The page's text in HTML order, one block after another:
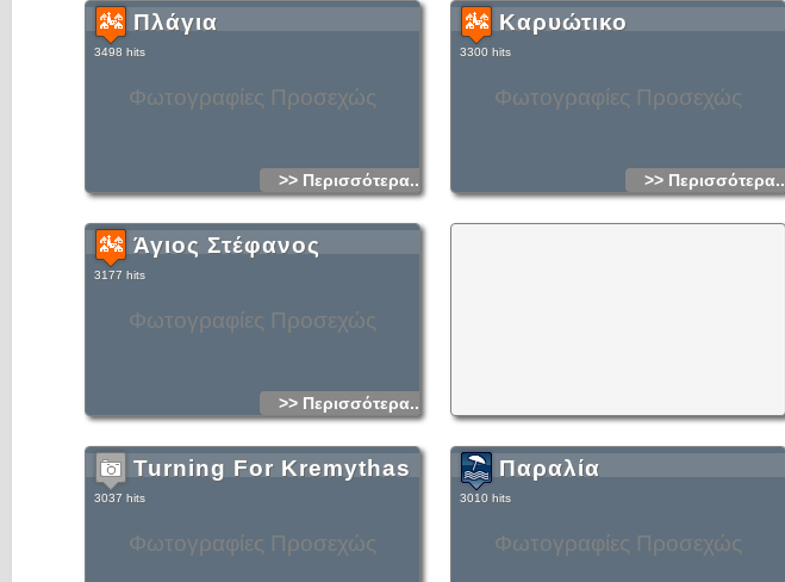
Φωτογραφίες Προσεχώς
Πλάγια
3498 hits
>> Περισσότερα...
Φωτογραφίες Προσεχώς
Καρυώτικο
3300 hits
>> Περισσότερα...
Φωτογραφίες Προσεχώς
Άγιος Στέφανος
3177 hits
>> Περισσότερα...
Φωτογραφίες Προσεχώς
Turning For Kremythas
3037 hits
Φωτογραφίες Προσεχώς
Παραλία
3010 hits